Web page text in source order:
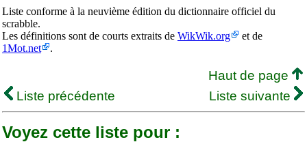
Liste conforme à la neuvième édition du dictionnaire officiel du
scrabble.
Les définitions sont de courts extraits de WikWik.org
et de
1Mot.net
.
Haut de page
Liste précédente
Liste suivante
Voyez cette liste pour :